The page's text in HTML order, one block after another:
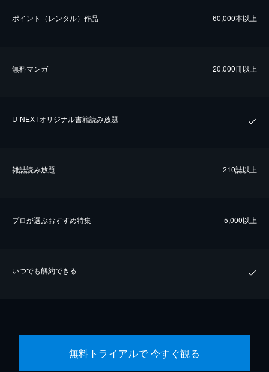
ポイント（レンタル）作品 60,000本以上
無料マンガ 20,000冊以上
U-NEXTオリジナル書籍読み放題
雑誌読み放題 210誌以上
プロが選ぶおすすめ特集 5,000以上
いつでも解約できる
無料トライアルで 今すぐ観る